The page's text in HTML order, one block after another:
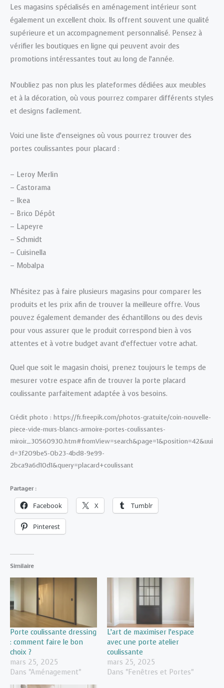
Les magasins spécialisés en aménagement intérieur sont
également un excellent choix. Ils offrent souvent une qualité
supérieure et un accompagnement personnalisé. Pensez à
vérifier les boutiques en ligne qui peuvent avoir des
promotions intéressantes tout au long de l’année.
N’oubliez pas non plus les plateformes dédiées aux meubles
et à la décoration, où vous pourrez comparer différents styles
et designs facilement.
Voici une liste d’enseignes où vous pourrez trouver des
portes coulissantes pour placard :
– Leroy Merlin
– Castorama
– Ikea
– Brico Dépôt
– Lapeyre
– Schmidt
– Cuisinella
– Mobalpa
N’hésitez pas à faire plusieurs magasins pour comparer les
produits et les prix afin de trouver la meilleure offre. Vous
pouvez également demander des échantillons ou des devis
pour vous assurer que le produit correspond bien à vos
attentes et à votre budget avant d’effectuer votre achat.
Quel que soit le magasin choisi, prenez toujours le temps de
mesurer votre espace afin de trouver la porte placard
coulissante parfaitement adaptée à vos besoins.
Crédit photo : https://fr.freepik.com/photos-gratuite/coin-nouvelle-
piece-vide-murs-blancs-armoire-portes-coulissantes-
miroir_30560930.htm#fromView=search&page=1&position=42&uui
d=3f209be5-0b23-4bd8-9e99-
2bca9a6d10d1&query=placard+coulissant
Partager :
Facebook X Tumblr
Pinterest
Similaire
Porte coulissante dressing
: comment faire le bon
choix ?
mars 25, 2025
Dans "Aménagement"
L’art de maximiser l’espace
avec une porte atelier
coulissante
mars 25, 2025
Dans "Fenêtres et Portes"